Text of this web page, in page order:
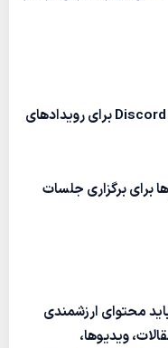
استفاده از قابلیت‌های صوتی و تصویری Discord برای رویدادهای
برای برگزاری جلسات
محتوای ارزشمندی
ویدیوها،